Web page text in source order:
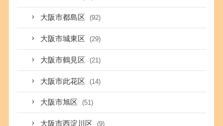
大阪市都島区 (92)
大阪市城東区 (29)
大阪市鶴見区 (21)
大阪市此花区 (14)
大阪市旭区 (51)
大阪市西淀川区 (9)